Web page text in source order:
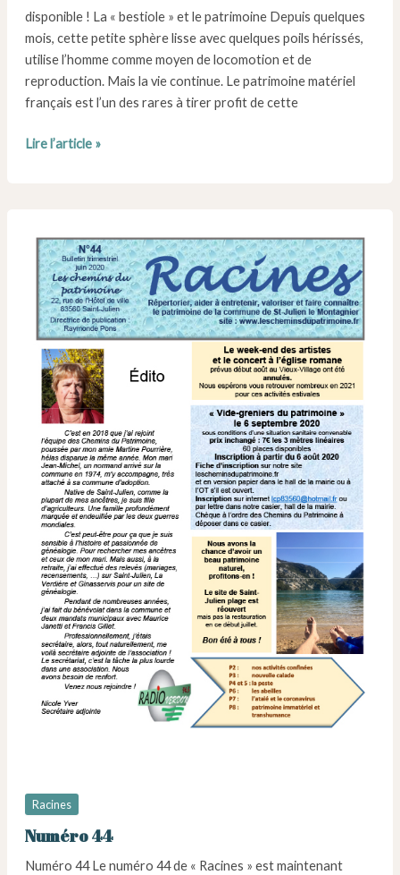
disponible ! La « bestiole » et le patrimoine Depuis quelques
mois, cette petite sphère lisse avec quelques poils hérissés,
utilise l’homme comme moyen de locomotion et de
reproduction. Mais la vie continue. Le patrimoine matériel
français est l’un des rares à tirer profit de cette
Numéro
Lire l’article »
Racines
Numéro 44
Numéro 44 Le numéro 44 de « Racines » est maintenant